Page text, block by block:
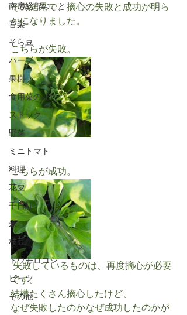
南房総市のこと
音楽
そら豆
ハーブ
果樹
食用菜の花
ストック
野菜
ミニトマト
料理
花粟
千日紅
米
枝豆
トウモロコシ
ビーツ
その他
その結果で、摘心の失敗と成功が明ら
かになりました。
こちらが失敗。
こちらが成功。
失敗しているものは、再度摘心が必要
です。
結構たくさん摘心したけど、
なぜ失敗したのかなぜ成功したのかが